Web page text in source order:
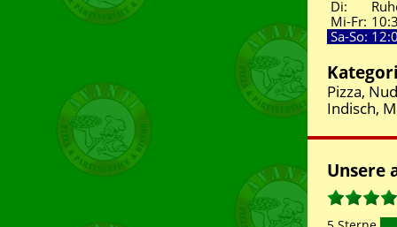
Di:
Mi-Fr:
Sa-So:
Pizza,
Indisch,
Unsere